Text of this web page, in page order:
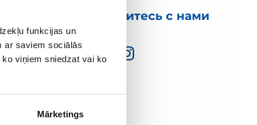
funkcijas un
ar saviem sociālās
viņiem sniedzat vai ko
Mārketings
Свяжитесь с нами